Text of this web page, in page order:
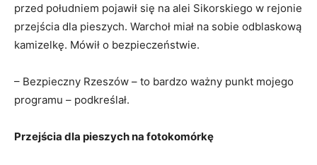
przed południem pojawił się na alei Sikorskiego w rejonie
przejścia dla pieszych. Warchoł miał na sobie odblaskową
kamizelkę. Mówił o bezpieczeństwie.
– Bezpieczny Rzeszów – to bardzo ważny punkt mojego
programu – podkreślał.
Przejścia dla pieszych na fotokomórkę